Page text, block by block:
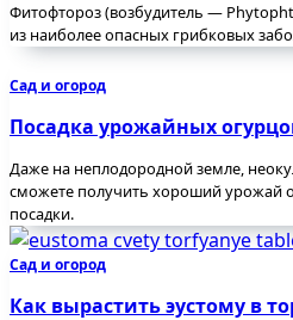
Фитофтороз (возбудитель —
из наиболее опасных грибковых
Сад и огород
Посадка урожайных
Даже на неплодородной земле,
сможете получить хороший урожай
посадки.
Сад и огород
Как вырастить эустому в